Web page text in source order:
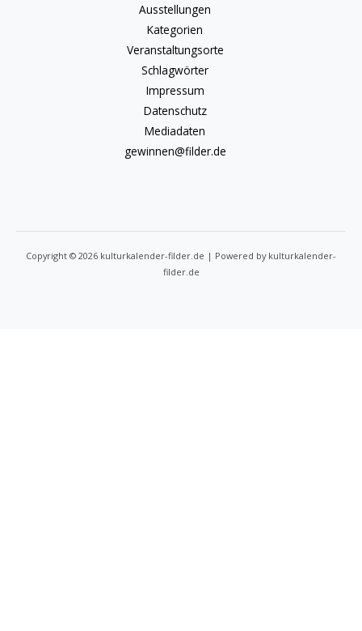
Ausstellungen
Kategorien
Veranstaltungsorte
Schlagwörter
Impressum
Datenschutz
Mediadaten
gewinnen@filder.de
Copyright © 2026 kulturkalender-filder.de | Powered by kulturkalender-
filder.de